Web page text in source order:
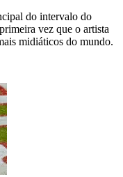
do intervalo do
vez que o artista
midiáticos do mundo.